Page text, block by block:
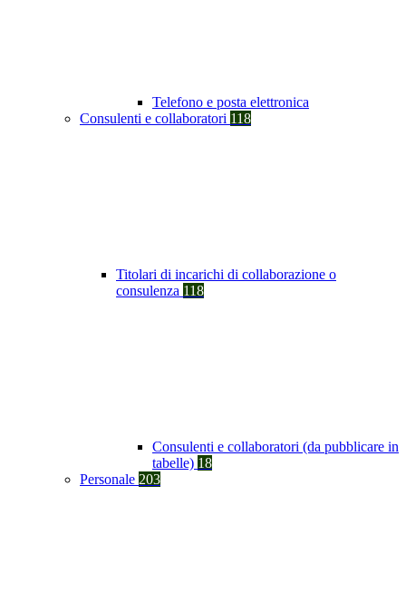
Telefono e posta elettronica
Consulenti e collaboratori 118
Titolari di incarichi di collaborazione o
consulenza 118
Consulenti e collaboratori (da pubblicare in
tabelle) 18
Personale 203